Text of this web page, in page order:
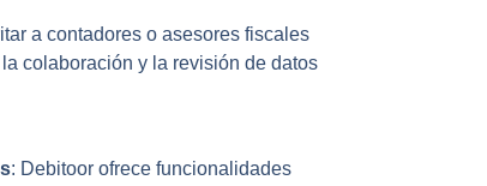
a contadores o asesores fiscales
colaboración y la revisión de datos
: Debitoor ofrece funcionalidades